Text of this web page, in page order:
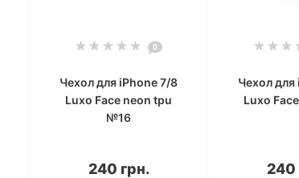
0
Чехол для iPhone 7/8
Luxo Face neon tpu
№16
240 грн.
В корзину
Чехол для
Luxo
240
В